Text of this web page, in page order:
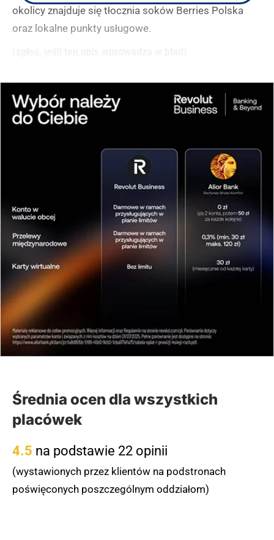
okolicy znajduje się tłocznia soków Berries Polska
oraz lokalne punkty usługowe.
Średnia ocen dla wszystkich
placówek
4.5 na podstawie 22 opinii
(wystawionych przez klientów na podstronach
poświęconych poszczególnym oddziałom)